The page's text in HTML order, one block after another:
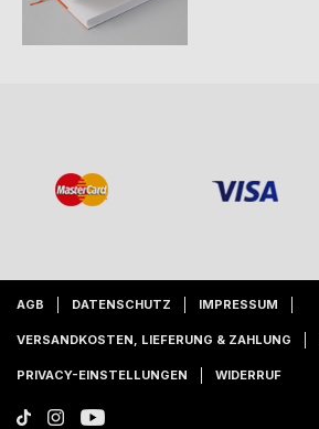
AGB DATENSCHUTZ IMPRESSUM
VERSANDKOSTEN, LIEFERUNG & ZAHLUNG
PRIVACY-EINSTELLUNGEN WIDERRUF